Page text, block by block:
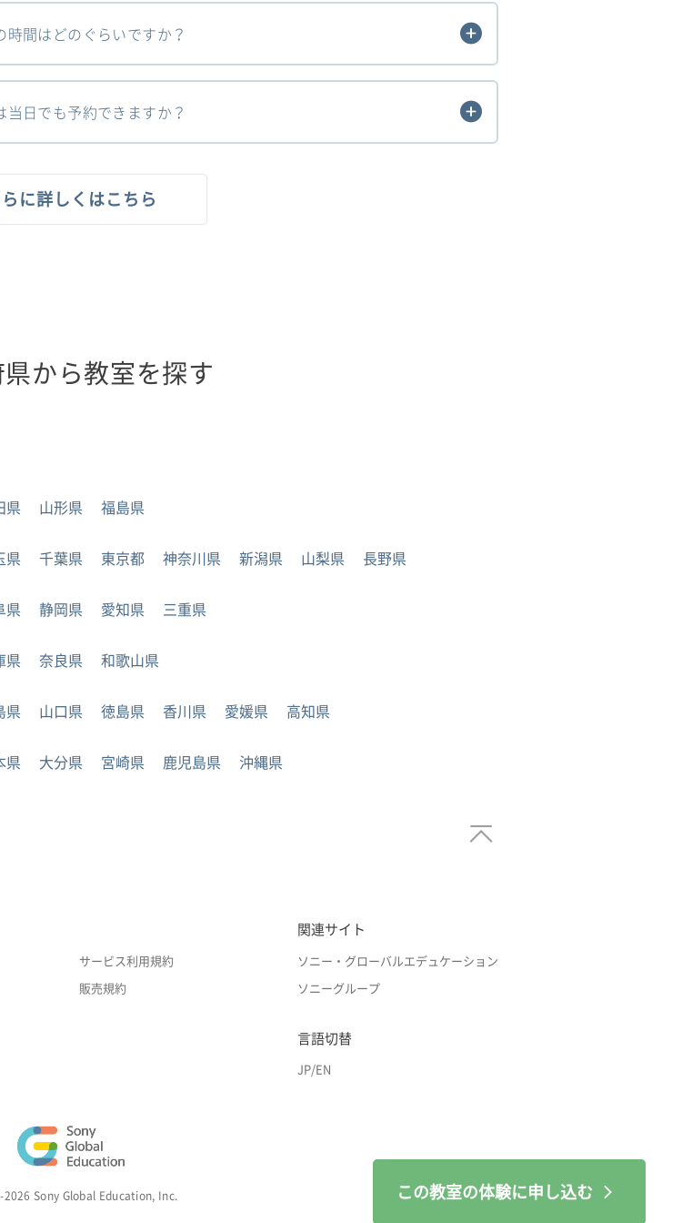
この教室の体験に申し込む
時間はどのぐらいですか？
当日でも予約できますか？
らに詳しくはこちら
から教室を探す
県 山形県 福島県
県 千葉県 東京都 神奈川県 新潟県 山梨県 長野県
県 静岡県 愛知県 三重県
県 奈良県 和歌山県
県 山口県 徳島県 香川県 愛媛県 高知県
県 大分県 宮崎県 鹿児島県 沖縄県
サービス利用規約
販売規約
関連サイト
ソニー・グローバルエデュケーション
ソニーグループ
言語切替
JP/EN
Sony Global Education, Inc.